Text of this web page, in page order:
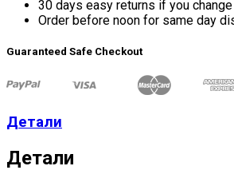
30 days easy returns if you
Order before noon for same day
Guaranteed Safe Checkout
Детали
Детали